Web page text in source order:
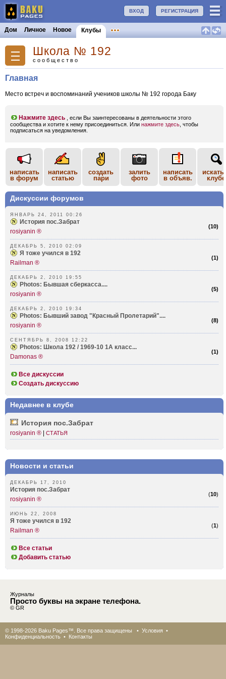
РЕГИСТРАЦИЯ
ВХОД
Дом Личное Новое Клубы
Школа № 192
сообщество
Главная
Место встреч и воспоминаний учеников школы № 192 города Баку
Нажмите здесь , если Вы заинтересованы в деятельности этого
сообщества и хотите к нему присоединиться. Или нажмите здесь , чтобы
подписаться на уведомления.
написать
в форум
написать
статью
создать
пари
залить
фото
написать
в объяв.
искать
клубе
Дискуссии форумов
ЯНВАРЬ 24, 2011 00:26
(10)
История пос.Забрат
rosiyanin ®
ДЕКАБРЬ 5, 2010 02:09
(1)
Я тоже учился в 192
Railman ®
ДЕКАБРЬ 2, 2010 19:55
(5)
Photos: Бывшая сберкасса....
rosiyanin ®
ДЕКАБРЬ 2, 2010 19:34
(8)
Photos: Бывший завод "Красный Пролетарий"....
rosiyanin ®
СЕНТЯБРЬ 8, 2008 12:22
(1)
Photos: Школа 192 / 1969-10 1А класс...
Damonas ®
Все дискуссии
Создать дискуссию
Недавнее в клубе
История пос.З­абрат
rosiyanin ® СТАТЬЯ
Новости и статьи
ДЕКАБРЬ 17, 2010
(10)
История пос.Забрат
rosiyanin ®
ИЮНЬ 22, 2008
(1)
Я тоже учился в 192
Railman ®
Все статьи
Добавить статью
Журналы
Просто буквы на экране телефона.
© GR
© 1998-2026 Baku Pages™. Все права защищены • Условия •
Конфиденциальность • Контакты